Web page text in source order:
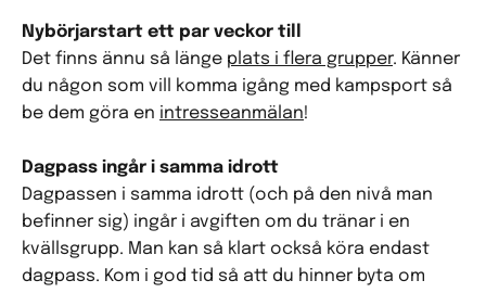
Nybörjarstart ett par veckor till
Det finns ännu så länge plats i flera grupper. Känner
du någon som vill komma igång med kampsport så
be dem göra en intresseanmälan!
Dagpass ingår i samma idrott
Dagpassen i samma idrott (och på den nivå man
befinner sig) ingår i avgiften om du tränar i en
kvällsgrupp. Man kan så klart också köra endast
dagpass. Kom i god tid så att du hinner byta om